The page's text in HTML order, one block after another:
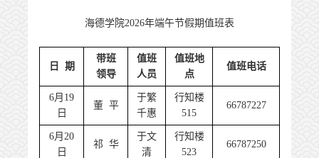
海德学院2026年端午节假期值班表
日 期
带班
领导
值班
人员
值班地
点
值班电话
6月 19
日
董 平
于繁
千惠
行知楼
515
66787227
6月 20
日
祁 华
于文
清
行知楼
523
66787250